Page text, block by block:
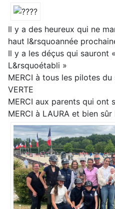
Il y a des heureux qui ne
haut l&rsquoannée
Il y a les déçus qui sauront
L&rsquoétabli »
MERCI à tous les pilotes
VERTE
MERCI aux parents qui ont
MERCI à LAURA et bien sûr